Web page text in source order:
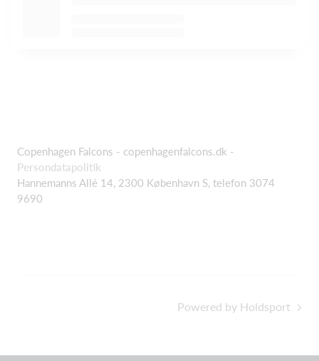
Copenhagen Falcons - copenhagenfalcons.dk -
Persondatapolitik
Hannemanns Allé 14, 2300 København S, telefon 3074
9690
Powered by Holdsport